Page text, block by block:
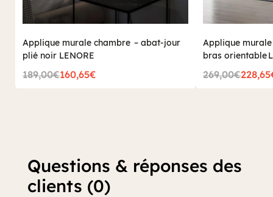
Applique murale chambre – abat‑jour
plié noir LENORE
189,00€160,65€
Applique
bras orientable
269,00€
Questions & réponses des
clients (0)